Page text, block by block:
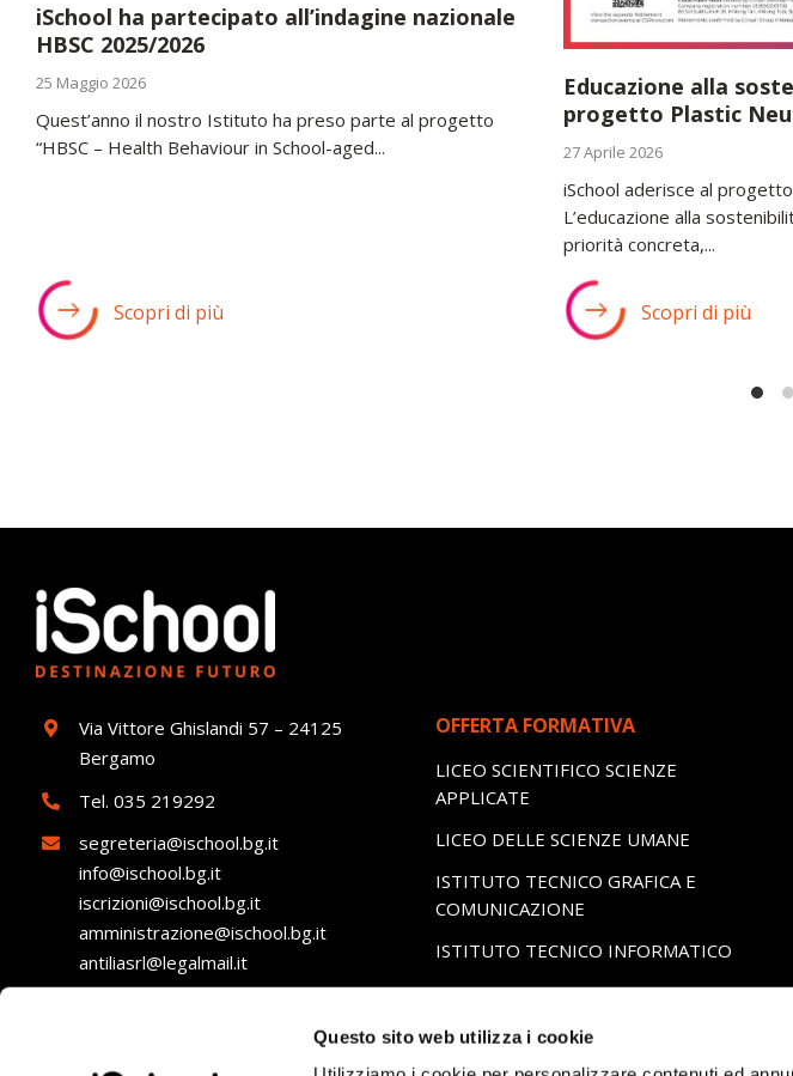
Questo sito web utilizza i cookie
iSchool ha partecipato all’indagine nazionale
HBSC 2025/2026
25 Maggio 2026
Quest’anno il nostro Istituto ha preso parte al progetto
“HBSC – Health Behaviour in School-aged...
Scopri di più
Educazione alla
progetto Plastic
27 Aprile 2026
iSchool aderisce al
L’educazione alla
priorità concreta,...
Scopri di più
Via Vittore Ghislandi 57 – 24125
Bergamo
Tel. 035 219292
segreteria@ischool.bg.it
info@ischool.bg.it
iscrizioni@ischool.bg.it
amministrazione@ischool.bg.it
antiliasrl@legalmail.it
Lunedì – Venerdì: dalle 8.00 alle 16.00
OFFERTA FORMATIVA
LICEO SCIENTIFICO SCIENZE
APPLICATE
LICEO DELLE SCIENZE UMANE
ISTITUTO TECNICO GRAFICA E
COMUNICAZIONE
ISTITUTO TECNICO INFORMATICO
ISTITUTO PROFESSIONALE